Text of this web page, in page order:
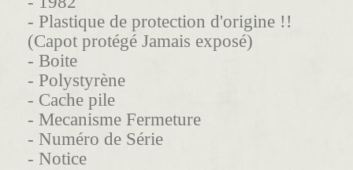
- Plastique de protection d'origine !!
(Capot protégé Jamais exposé)
- Boite
- Polystyrène
- Cache pile
- Mecanisme Fermeture
- Numéro de Série
- Notice